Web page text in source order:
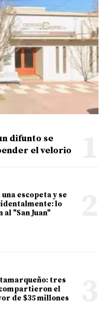
difunto se
el velorio
escopeta y se
lo
"San Juan"
tres
el
de $35 millones